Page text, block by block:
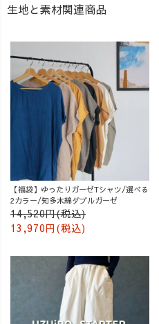
生地と素材関連商品
【福袋】ゆったりガーゼTシャツ/選べる
2カラー/知多木綿ダブルガーゼ
14,520円(税込)
13,970円(税込)